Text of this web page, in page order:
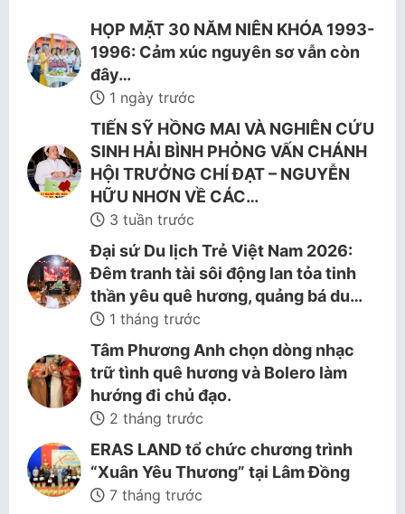
HỌP MẶT 30 NĂM NIÊN KHÓA 1993-
1996: Cảm xúc nguyên sơ vẫn còn
đây…
1 ngày trước
TIẾN SỸ HỒNG MAI VÀ NGHIÊN CỨU
SINH HẢI BÌNH PHỎNG VẤN CHÁNH
HỘI TRƯỞNG CHÍ ĐẠT – NGUYỄN
HỮU NHƠN VỀ CÁC…
3 tuần trước
Đại sứ Du lịch Trẻ Việt Nam 2026:
Đêm tranh tài sôi động lan tỏa tinh
thần yêu quê hương, quảng bá du…
1 tháng trước
Tâm Phương Anh chọn dòng nhạc
trữ tình quê hương và Bolero làm
hướng đi chủ đạo.
2 tháng trước
ERAS LAND tổ chức chương trình
“Xuân Yêu Thương” tại Lâm Đồng
7 tháng trước